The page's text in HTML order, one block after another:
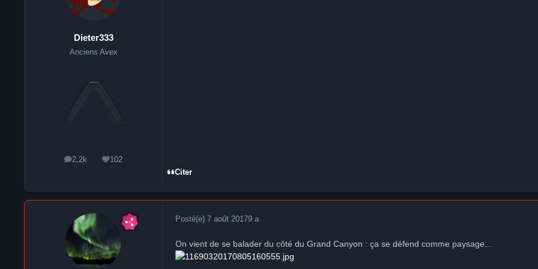
Dieter333
Anciens Avex
2,2k
messages102
Réputation
Citer
Posté(e) 7 août 20179 a
On vient de se balader du côté du Grand Canyon : ça se défend comme paysage...